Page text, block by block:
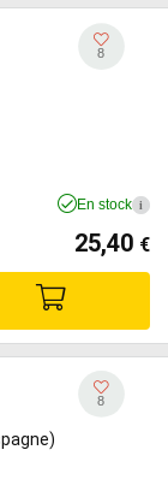
8
En stock i
25,40 €
8